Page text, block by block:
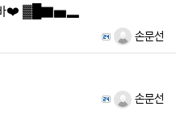
바❤️ ▓█▇▅▂
등록자 손문선
등록자 손문선